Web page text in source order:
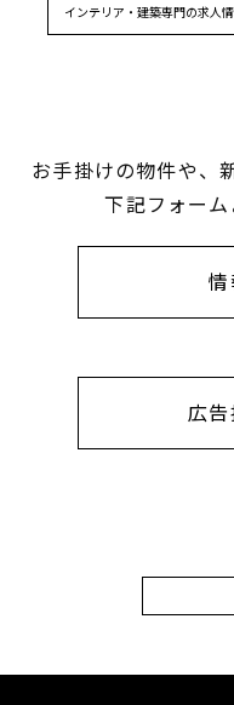
インテリア・建築専門の求人
お手掛けの物件や、
下記フォーム
情
広
索: